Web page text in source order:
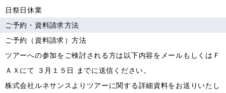
日祭日休業
ご予約・資料請求方法
ご予約（資料請求）方法
ツアーへの参加をご検討される方は以下内容をメールもしくはＦ
ＡＸにて ３月１５日 までに送信ください。
株式会社ルネサンスよりツアーに関する詳細資料をお送りいたし